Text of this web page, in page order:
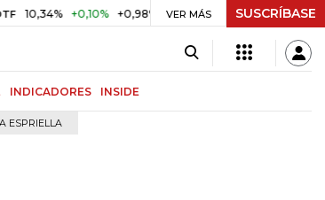
+0,10% +0,98% UVR $ 416,96 +$ 0,05 +0,01%
VER MÁS SUSCRÍBASE
INDICADORES INSIDE
ESPRIELLA